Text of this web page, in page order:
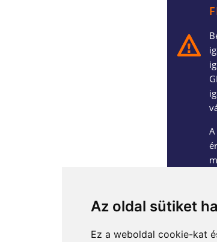
Az oldal sütiket
Ez a weboldal cookie-kat
A